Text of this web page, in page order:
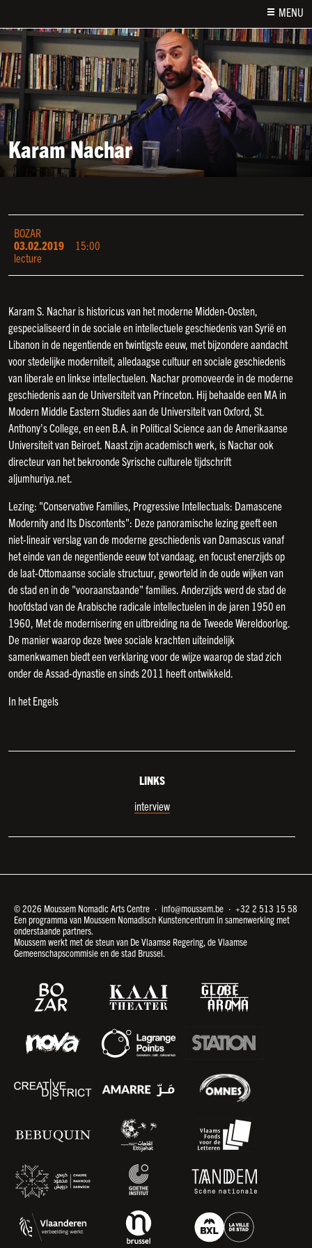
MENU
Karam Nachar
BOZAR
03.02.2019 15:00
lecture
Karam S. Nachar is historicus van het moderne Midden-Oosten,
gespecialiseerd in de sociale en intellectuele geschiedenis van Syrië en
Libanon in de negentiende en twintigste eeuw, met bijzondere aandacht
voor stedelijke moderniteit, alledaagse cultuur en sociale geschiedenis
van liberale en linkse intellectuelen. Nachar promoveerde in de moderne
geschiedenis aan de Universiteit van Princeton. Hij behaalde een MA in
Modern Middle Eastern Studies aan de Universiteit van Oxford, St.
Anthony's College, en een B.A. in Political Science aan de Amerikaanse
Universiteit van Beiroet. Naast zijn academisch werk, is Nachar ook
directeur van het bekroonde Syrische culturele tijdschrift
aljumhuriya.net.
Lezing: "Conservative Families, Progressive Intellectuals: Damascene
Modernity and Its Discontents": Deze panoramische lezing geeft een
niet-lineair verslag van de moderne geschiedenis van Damascus vanaf
het einde van de negentiende eeuw tot vandaag, en focust enerzijds op
de laat-Ottomaanse sociale structuur, geworteld in de oude wijken van
de stad en in de "vooraanstaande" families. Anderzijds werd de stad de
hoofdstad van de Arabische radicale intellectuelen in de jaren 1950 en
1960, Met de modernisering en uitbreiding na de Tweede Wereldoorlog.
De manier waarop deze twee sociale krachten uiteindelijk
samenkwamen biedt een verklaring voor de wijze waarop de stad zich
onder de Assad-dynastie en sinds 2011 heeft ontwikkeld.
In het Engels
LINKS
interview
© 2026 Moussem Nomadic Arts Centre · info@moussem.be · +32 2 513 15 58
Een programma van Moussem Nomadisch Kunstencentrum in samenwerking met
onderstaande partners.
Moussem werkt met de steun van De Vlaamse Regering, de Vlaamse
Gemeenschapscommisie en de stad Brussel.